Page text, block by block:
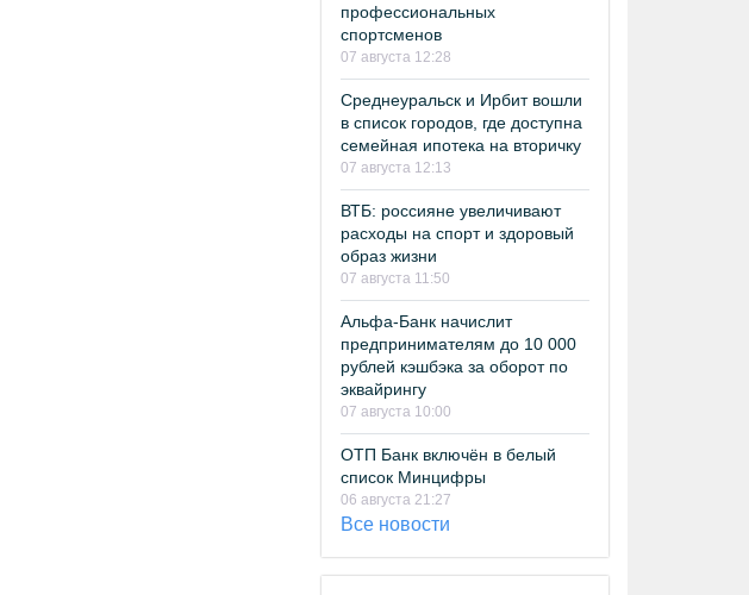
профессиональных
спортсменов
07 августа 12:28
Среднеуральск и Ирбит вошли
в список городов, где доступна
семейная ипотека на вторичку
07 августа 12:13
ВТБ: россияне увеличивают
расходы на спорт и здоровый
образ жизни
07 августа 11:50
Альфа-Банк начислит
предпринимателям до 10 000
рублей кэшбэка за оборот по
эквайрингу
07 августа 10:00
ОТП Банк включён в белый
список Минцифры
06 августа 21:27
Все новости